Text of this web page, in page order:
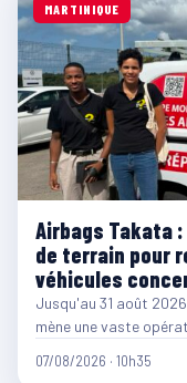
MARTINIQUE
Airbags Takata
de terrain pour
véhicules
Jusqu'au 31 août
mène une vaste
07/08/2026 · 10h35